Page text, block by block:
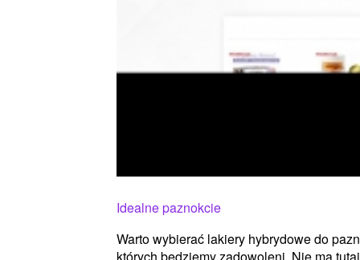
Idealne paznokcie
Warto wybierać lakiery hybrydowe do
których będziemy zadowoleni. Nie ma